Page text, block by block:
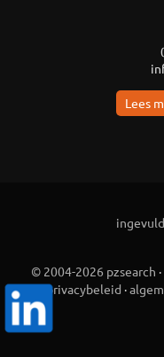
Lees
ingevuld
© 2004-2026 pzsearch ·
privacybeleid ·